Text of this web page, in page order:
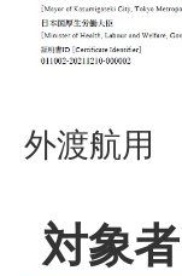
イメ
外渡航用
対象者